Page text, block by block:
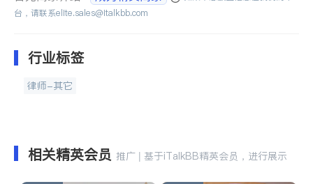
台，请联系elite.sales@italkbb.com
行业标签
律师-其它
相关精英会员 推广 | 基于iTalkBB精英会员，进行展示